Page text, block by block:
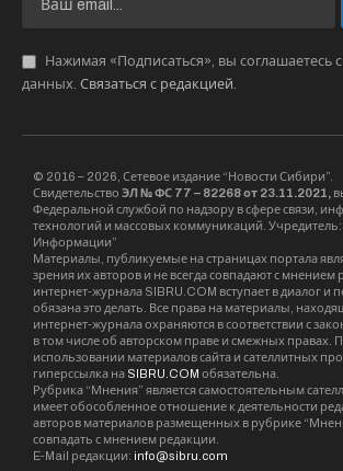
Нажимая «Подписаться», вы соглашаетесь
данных. Связаться с редакцией.
© 2016 – 2026, Сетевое издание “Новости Сибири”.
Свидетельство ЭЛ № ФС 77 – 82268 от 23.11.2021,
Федеральной службой по надзору в сфере связи,
технологий и массовых коммуникаций.
Информации”
Материалы, публикуемые на страницах портала
зрения их авторов и не всегда совпадают с мнением
интернет-журнала SIBRU.COM вступает в диалог и
обязана это делать. Все права на материалы,
интернет-журнала охраняются в соответствии с
в том числе об авторском праве и смежных правах.
использовании материалов сайта и сателлитных
гиперссылка на SIBRU.COM обязательна.
Рубрика “Мнения” является самостоятельным
имеет обособленное отношение к деятельности
авторов материалов размещенных в рубрике
совпадать с мнением редакции.
E-Mail редакции: info@sibru.com